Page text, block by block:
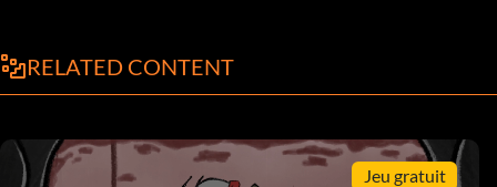
RELATED CONTENT
Jeu gratuit